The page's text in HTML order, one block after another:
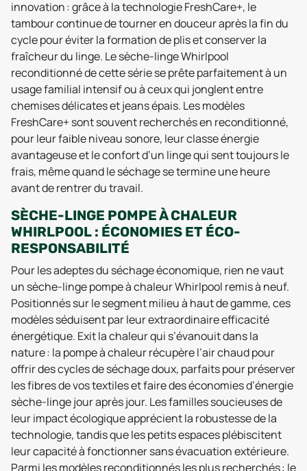
innovation : grâce à la technologie FreshCare+, le
tambour continue de tourner en douceur après la fin du
cycle pour éviter la formation de plis et conserver la
fraîcheur du linge. Le sèche-linge Whirlpool
reconditionné de cette série se prête parfaitement à un
usage familial intensif ou à ceux qui jonglent entre
chemises délicates et jeans épais. Les modèles
FreshCare+ sont souvent recherchés en reconditionné,
pour leur faible niveau sonore, leur classe énergie
avantageuse et le confort d’un linge qui sent toujours le
frais, même quand le séchage se termine une heure
avant de rentrer du travail.
SÈCHE-LINGE POMPE À CHALEUR
WHIRLPOOL : ÉCONOMIES ET ÉCO-
RESPONSABILITÉ
Pour les adeptes du séchage économique, rien ne vaut
un sèche-linge pompe à chaleur Whirlpool remis à neuf.
Positionnés sur le segment milieu à haut de gamme, ces
modèles séduisent par leur extraordinaire efficacité
énergétique. Exit la chaleur qui s’évanouit dans la
nature : la pompe à chaleur récupère l’air chaud pour
offrir des cycles de séchage doux, parfaits pour préserver
les fibres de vos textiles et faire des économies d’énergie
sèche-linge jour après jour. Les familles soucieuses de
leur impact écologique apprécient la robustesse de la
technologie, tandis que les petits espaces plébiscitent
leur capacité à fonctionner sans évacuation extérieure.
Parmi les modèles reconditionnés les plus recherchés : le